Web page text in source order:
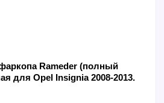
Rameder (полный
для Opel Insignia 2008-2013.